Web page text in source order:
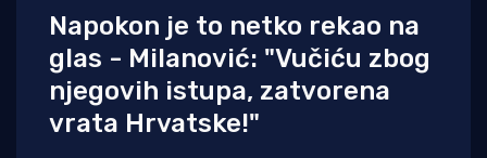
Napokon je to netko rekao na
glas - Milanović: "Vučiću zbog
njegovih istupa, zatvorena
vrata Hrvatske!"